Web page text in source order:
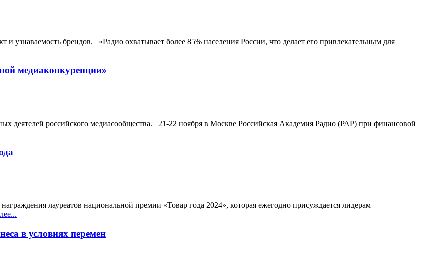
узнаваемость брендов. «Радио охватывает более 85% населения России, что делает его привлекательным для
медиаконкуренции»
деятелей российского медиасообщества. 21-22 ноября в Москве Российская Академия Радио (РАР) при финансовой
лауреатов национальной премии «Товар года 2024», которая ежегодно присуждается лидерам
в условиях перемен